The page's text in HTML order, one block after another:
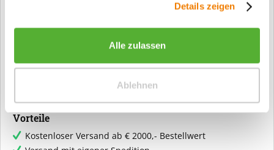
Details zeigen
Alle zulassen
Ablehnen
Artikel-Nr.:
ZTD00091224
Dieser Artikel wird gemäß Ihrer
kundenspezifische Anfertigung vom
Widerruf / der Rückgabe
ausgeschlossen.
Vorteile
Kostenloser Versand ab € 2000,- Bestellwert